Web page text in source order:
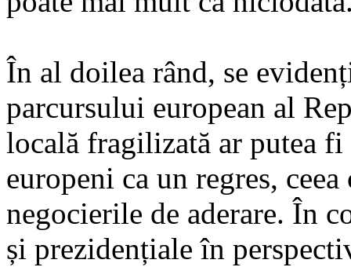
În al doilea rând, se
parcursului european al
locală fragilizată ar putea
europeni ca un regres,
negocierile de aderare. În
și prezidențiale în